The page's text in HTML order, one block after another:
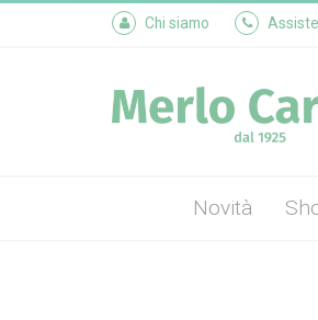
Chi siamo
Novità